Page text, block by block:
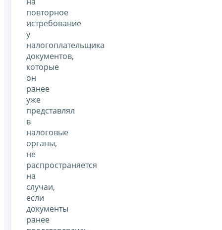
повторное
истребование
у
налогоплательщика
документов,
которые
он
ранее
уже
представлял
в
налоговые
органы,
не
распространяется
на
случаи,
если
документы
ранее